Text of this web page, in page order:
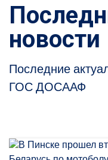
новости
Последние
ГОС ДОСААФ